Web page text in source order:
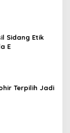
Sidang Etik
E
Terpilih Jadi